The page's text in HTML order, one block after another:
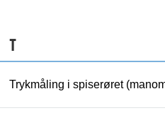
T
Trykmåling i spiserøret